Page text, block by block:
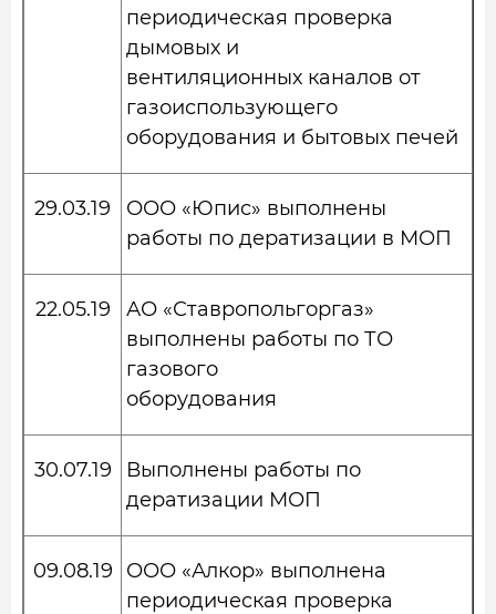
периодическая проверка
дымовых и
вентиляционных каналов от
газоиспользующего
оборудования и бытовых печей
29.03.19
ООО «Юпис» выполнены
работы по дератизации в МОП
22.05.19
АО «Ставропольгоргаз»
выполнены работы по ТО
газового
оборудования
30.07.19
Выполнены работы по
дератизации МОП
09.08.19
ООО «Алкор» выполнена
периодическая проверка